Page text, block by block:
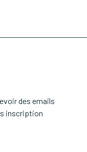
des emails
inscription